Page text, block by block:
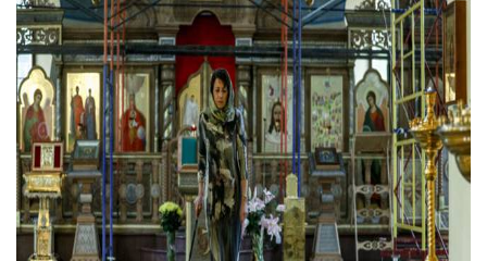
Алтайский край
Архангельская область
Брянская область
Владимирская область
Волгоградская область
Воронежская область
Ивановская область